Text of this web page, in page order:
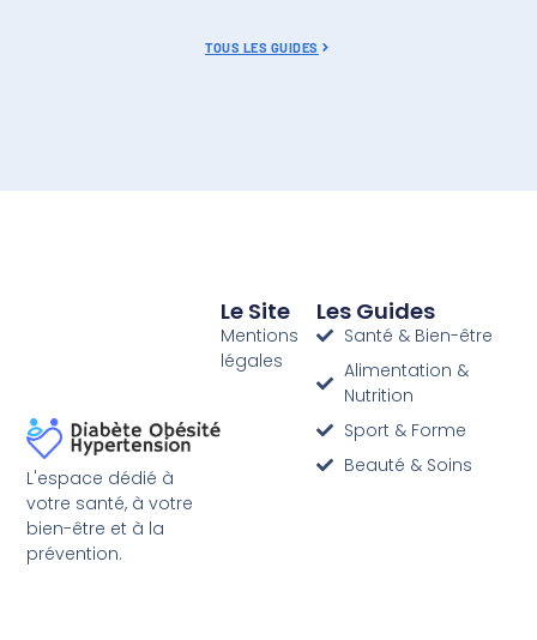
TOUS LES GUIDES
L'espace dédié à
votre santé, à votre
bien-être et à la
prévention.
Le Site
Mentions
légales
Les Guides
Santé & Bien-être
Alimentation &
Nutrition
Sport & Forme
Beauté & Soins